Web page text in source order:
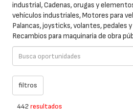
industrial, Cadenas, orugas y
vehículos industriales, Motores para
Palancas, joysticks, volantes, pedales
Recambios para maquinaria de obra
442 resultados